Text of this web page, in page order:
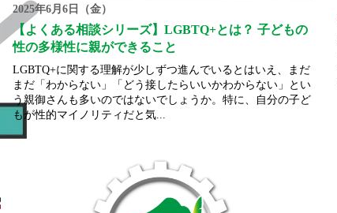
2025年6月6日（金）
【よくある相談シリーズ】LGBTQ+とは？ 子どもの
性の多様性に親ができること
LGBTQ+に関する理解が少しずつ進んでいるとはいえ、まだ
まだ「わからない」「どう接したらいいかわからない」とい
う親御さんも多いのではないでしょうか。特に、自分の子ど
もが性的マイノリティだと気...